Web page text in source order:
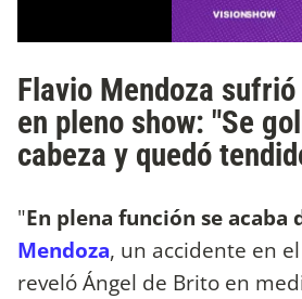
Flavio Mendoza
en pleno show: "Se
cabeza y quedó
"En plena función se acaba
Mendoza, un accidente en
reveló Ángel de Brito en